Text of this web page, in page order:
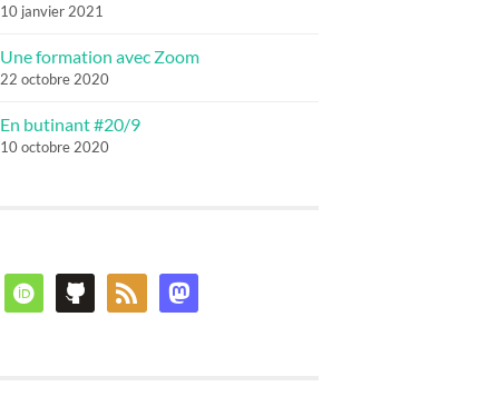
10 janvier 2021
Une formation avec Zoom
22 octobre 2020
En butinant #20/9
10 octobre 2020
orcid github rss mastodon